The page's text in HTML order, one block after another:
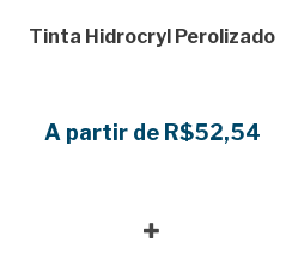
Tinta Hidrocryl Perolizado
A partir de R$52,54